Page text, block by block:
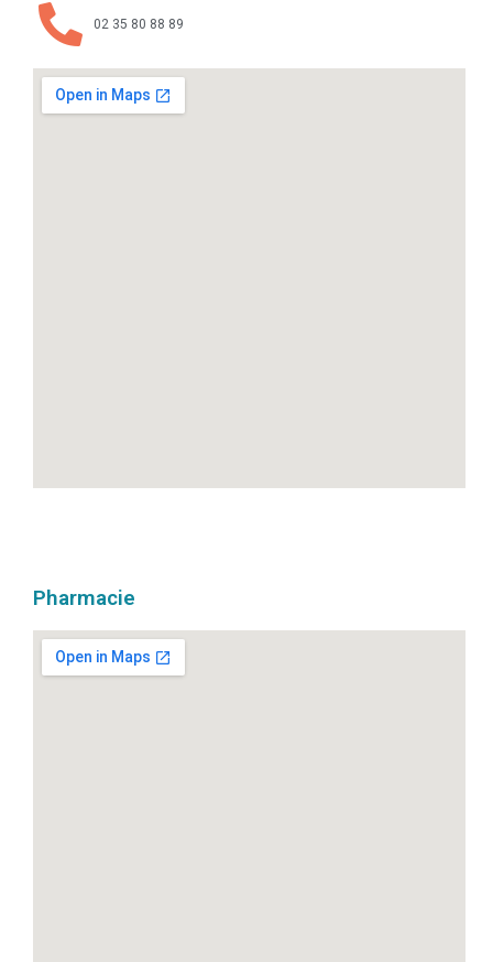
02 35 80 88 89
Pharmacie